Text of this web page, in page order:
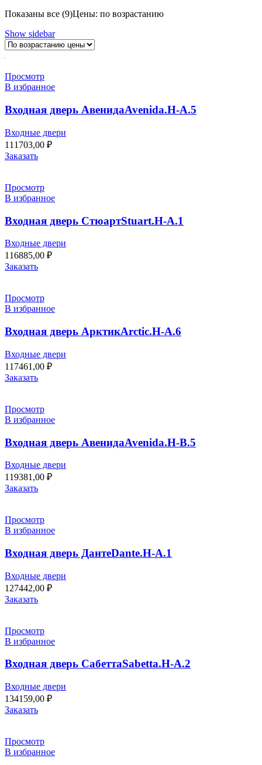
Показаны все (9)Цены: по возрастанию
Show sidebar
Просмотр
В избранное
Входная дверь АвенидаAvenida.H-A.5
Входные двери
111703,00 ₽
Заказать
Просмотр
В избранное
Входная дверь СтюартStuart.H-A.1
Входные двери
116885,00 ₽
Заказать
Просмотр
В избранное
Входная дверь АрктикArctic.H-A.6
Входные двери
117461,00 ₽
Заказать
Просмотр
В избранное
Входная дверь АвенидаAvenida.H-B.5
Входные двери
119381,00 ₽
Заказать
Просмотр
В избранное
Входная дверь ДантеDante.H-A.1
Входные двери
127442,00 ₽
Заказать
Просмотр
В избранное
Входная дверь СабеттаSabetta.H-A.2
Входные двери
134159,00 ₽
Заказать
Просмотр
В избранное